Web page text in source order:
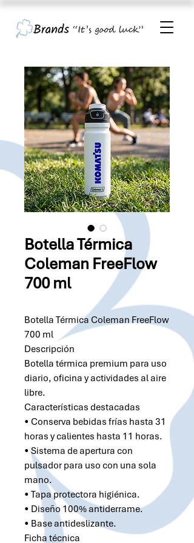
Botella Térmica
Coleman FreeFlow
700 ml
Botella Térmica Coleman FreeFlow
700 ml
Descripción
Botella térmica premium para uso
diario, oficina y actividades al aire
libre.
Características destacadas
• Conserva bebidas frías hasta 31
horas y calientes hasta 11 horas.
• Sistema de apertura con
pulsador para uso con una sola
mano.
• Tapa protectora higiénica.
• Diseño 100% antiderrame.
• Base antideslizante.
Ficha técnica